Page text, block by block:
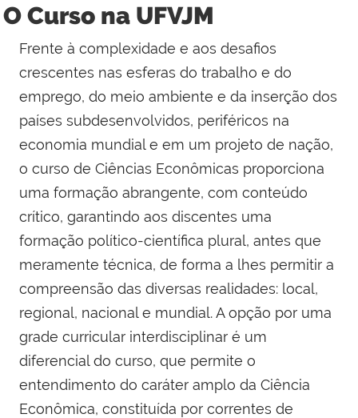
O Curso na UFVJM
Frente à complexidade e aos desafios
crescentes nas esferas do trabalho e do
emprego, do meio ambiente e da inserção dos
países subdesenvolvidos, periféricos na
economia mundial e em um projeto de nação,
o curso de Ciências Econômicas proporciona
uma formação abrangente, com conteúdo
crítico, garantindo aos discentes uma
formação político-científica plural, antes que
meramente técnica, de forma a lhes permitir a
compreensão das diversas realidades: local,
regional, nacional e mundial. A opção por uma
grade curricular interdisciplinar é um
diferencial do curso, que permite o
entendimento do caráter amplo da Ciência
Econômica, constituída por correntes de